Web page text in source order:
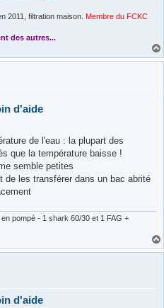
2011, filtration maison. Membre du FCKC
des autres...
d'aide
de l'eau : la plupart des
que la température baisse !
semble petites
les transférer dans un bac abrité
pompé - 1 shark 60/30 et 1 FAG +
d'aide